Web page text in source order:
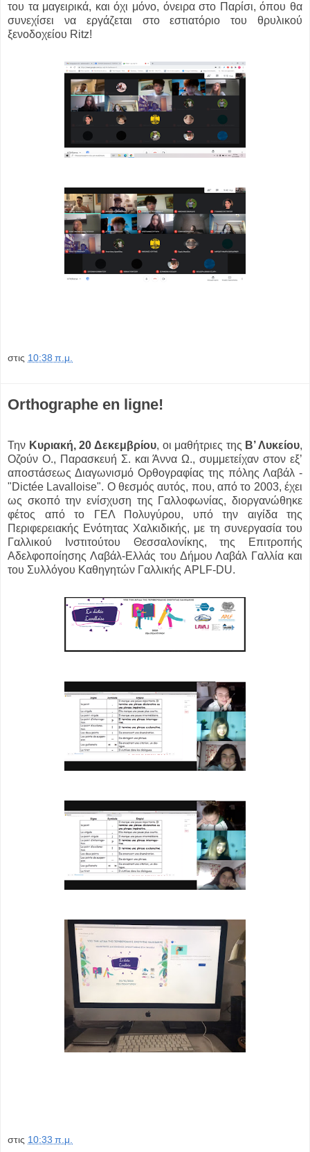
του τα μαγειρικά, και όχι μόνο, όνειρα στο Παρίσι, όπου θα
συνεχίσει να εργάζεται στο εστιατόριο του θρυλικού
ξενοδοχείου Ritz!
στις 10:38 π.μ.
Orthographe en ligne!
Την Κυριακή, 20 Δεκεμβρίου, οι μαθήτριες της Β’ Λυκείου,
Οζούν O., Παρασκευή Σ. και Άννα Ω., συμμετείχαν στον εξ’
αποστάσεως Διαγωνισμό Ορθογραφίας της πόλης Λαβάλ -
"Dictée Lavalloise". Ο θεσμός αυτός, που, από το 2003, έχει
ως σκοπό την ενίσχυση της Γαλλοφωνίας, διοργανώθηκε
φέτος από το ΓΕΛ Πολυγύρου, υπό την αιγίδα της
Περιφερειακής Ενότητας Χαλκιδικής, με τη συνεργασία του
Γαλλικού Ινστιτούτου Θεσσαλονίκης, της Επιτροπής
Αδελφοποίησης Λαβάλ-Ελλάς του Δήμου Λαβάλ Γαλλία και
του Συλλόγου Καθηγητών Γαλλικής APLF-DU.
στις 10:33 π.μ.